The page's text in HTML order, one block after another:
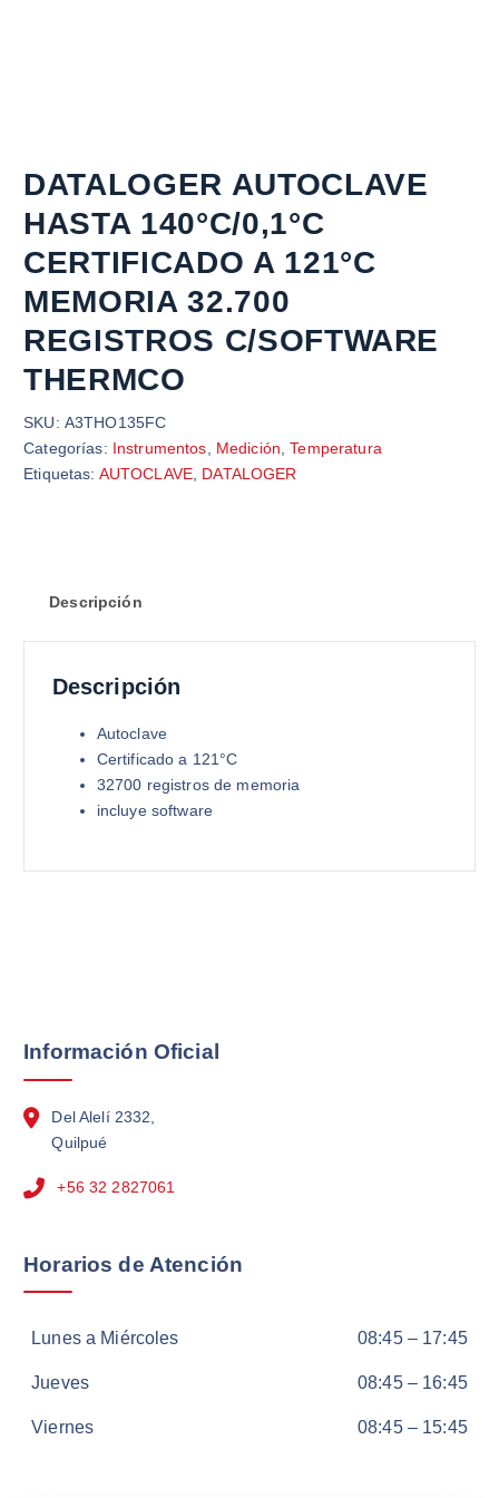
DATALOGER AUTOCLAVE
HASTA 140°C/0,1°C
CERTIFICADO A 121°C
MEMORIA 32.700
REGISTROS C/SOFTWARE
THERMCO
SKU: A3THO135FC
Categorías: Instrumentos, Medición,Temperatura
Etiquetas: AUTOCLAVE, DATALOGER
Descripción
Descripción
Autoclave
Certificado a 121°C
32700 registros de memoria
incluye software
Información Oficial
Del Alelí 2332,
Quilpué
+56 32 2827061
Horarios de Atención
Lunes a Miércoles 08:45 – 17:45
Jueves 08:45 – 16:45
Viernes 08:45 – 15:45